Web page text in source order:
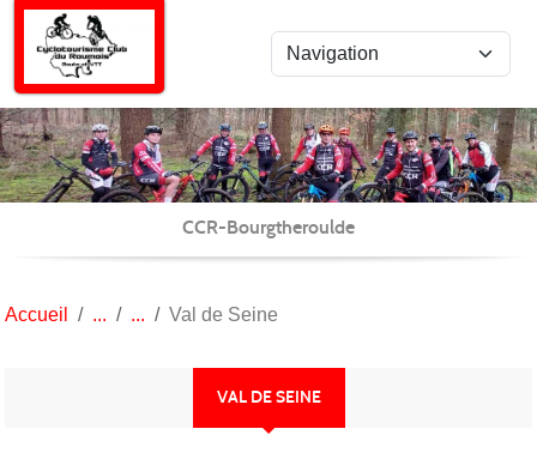
CCR-Bourgtheroulde
Accueil Val de Seine
VAL DE SEINE
Panneau de gestion des cookies